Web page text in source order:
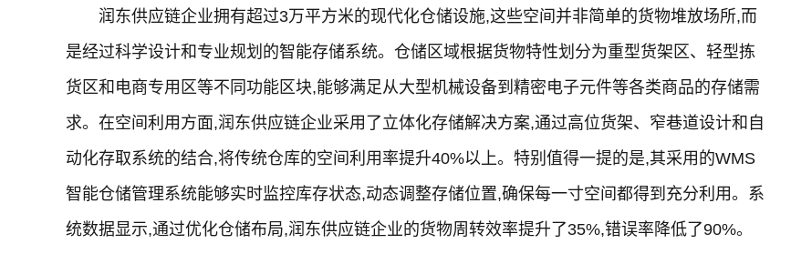
润东供应链企业拥有超过3万平方米的现代化仓储设施,这些空间并非简单的货物堆放场所,而
是经过科学设计和专业规划的智能存储系统。仓储区域根据货物特性划分为重型货架区、轻型拣
货区和电商专用区等不同功能区块,能够满足从大型机械设备到精密电子元件等各类商品的存储需
求。在空间利用方面,润东供应链企业采用了立体化存储解决方案,通过高位货架、窄巷道设计和自
动化存取系统的结合,将传统仓库的空间利用率提升40%以上。特别值得一提的是,其采用的WMS
智能仓储管理系统能够实时监控库存状态,动态调整存储位置,确保每一寸空间都得到充分利用。系
统数据显示,通过优化仓储布局,润东供应链企业的货物周转效率提升了35%,错误率降低了90%。